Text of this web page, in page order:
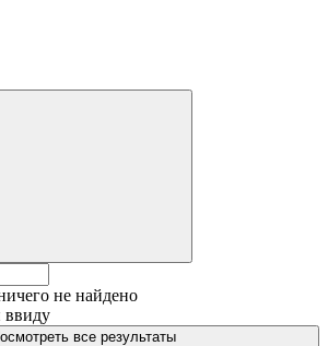
не найдено
все результаты